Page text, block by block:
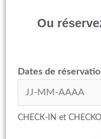
Ou
Dates de
Prénom
CHECK-IN et